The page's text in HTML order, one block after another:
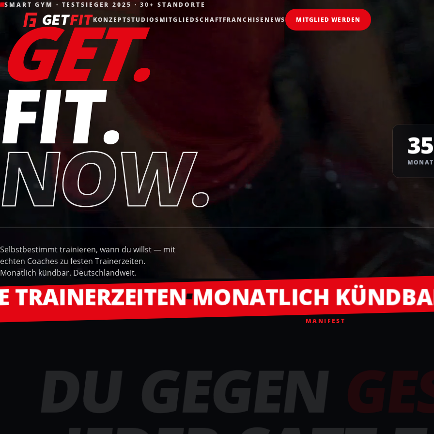
KONZEPTSTUDIOSMITGLIEDSCHAFTFRANCHISE NEWS MITGLIED WERDEN
SMART GYM · TESTSIEGER 2025 · 30+ STANDORTE
Selbstbestimmt trainieren, wann du willst — mit
echten Coaches zu festen Trainerzeiten.
Monatlich kündbar. Deutschlandweit.
MONATLICH KÜNDBAR365
MANIFEST
DU GEGEN